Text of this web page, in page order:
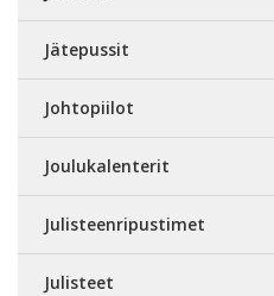
Jätepussit
Johtopiilot
Joulukalenterit
Julisteenripustimet
Julisteet